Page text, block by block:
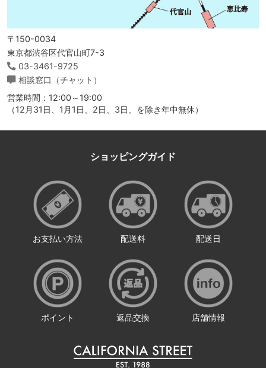
〒150-0034
東京都渋谷区代官山町7-3
03-3461-9725
相談窓口（チャット）
営業時間：12:00～19:00
（12月31日、1月1日、2日、3日、を除き年中無休）
ショッピングガイド
お支払い方法 配送料 配送日
ポイント 返品交換 店舗情報